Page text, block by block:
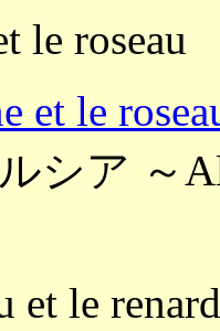
le roseau
et le
シア ～
et le renard